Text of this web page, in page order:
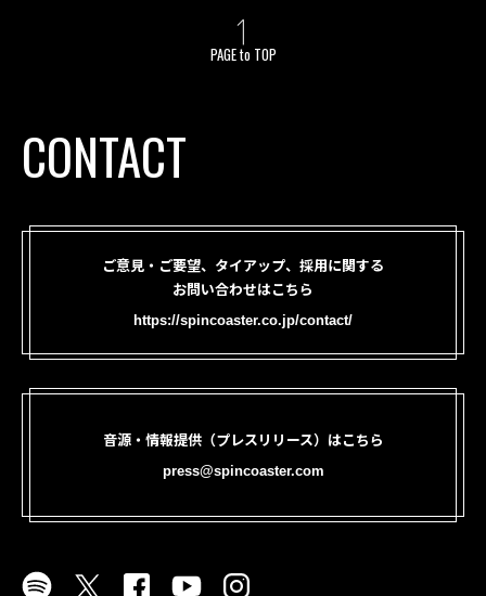
PAGE to TOP
CONTACT
ご意見・ご要望、タイアップ、採用に関する
お問い合わせはこちら
https://spincoaster.co.jp/contact/
音源・情報提供（プレスリリース）はこちら
press@spincoaster.com